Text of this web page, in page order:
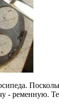
ременную.